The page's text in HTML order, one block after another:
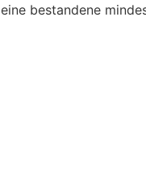
eine bestandene